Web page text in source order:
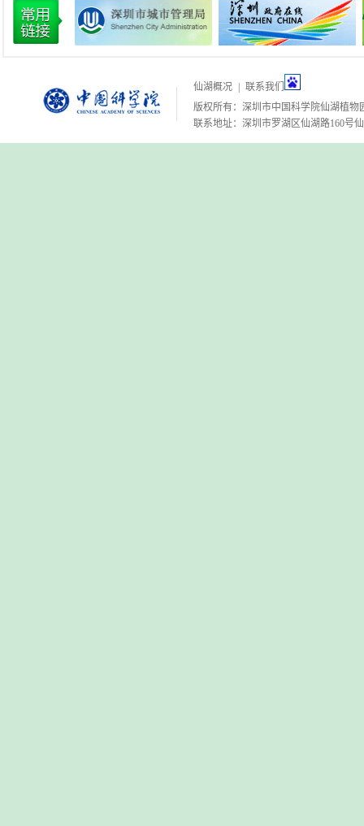
仙湖概况
联系我们
版权所有：深圳市中国科学院仙湖植物
联系地址：深圳市罗湖区仙湖路160号